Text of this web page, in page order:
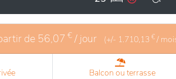
de 56,07 € / jour (+/- 1.710,13 € /
Balcon ou terrasse